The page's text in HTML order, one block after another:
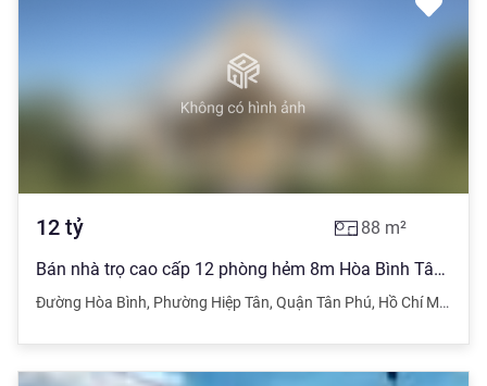
12 tỷ 88 m²
Bán nhà trọ cao cấp 12 phòng hẻm 8m Hòa Bình Tân Phú 7x12.5m đúc 5 tấm giá 12 tỷ TL
Đường Hòa Bình, Phường Hiệp Tân, Quận Tân Phú, Hồ Chí Minh